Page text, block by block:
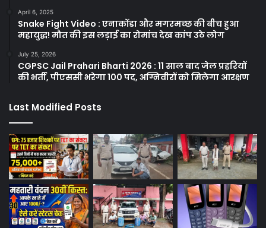
April 6, 2025
Snake Fight Video : एनाकोंडा और मगरमच्छ की बीच हुआ
महायुद्ध! मौत की इस लड़ाई का रोमांच देख कांप उठे लोग
July 25, 2026
CGPSC Jail Prahari Bharti 2026 : 11 साल बाद जेल प्रहरियों
की भर्ती, पीएससी भरेगा 100 पद, अग्निवीरों को मिलेगा आरक्षण
Last Modified Posts